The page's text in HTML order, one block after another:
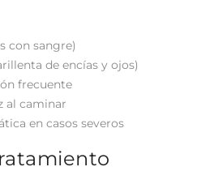
con sangre)
de encías y ojos)
frecuente
al caminar
en casos severos